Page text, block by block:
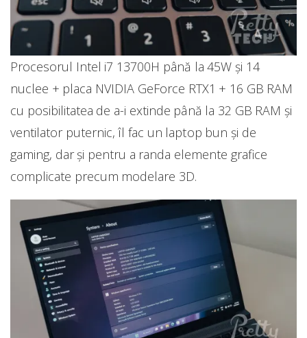
Procesorul Intel i7 13700H până la 45W și 14
nuclee + placa NVIDIA GeForce RTX1 + 16 GB RAM
cu posibilitatea de a-i extinde până la 32 GB RAM și
ventilator puternic, îl fac un laptop bun și de
gaming, dar și pentru a randa elemente grafice
complicate precum modelare 3D.